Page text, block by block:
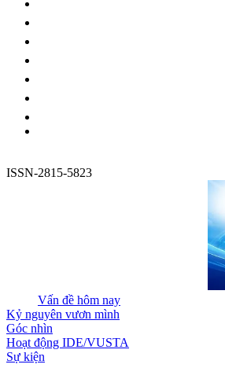
ISSN-2815-5823
Vấn đề hôm nay
Kỷ nguyên vươn mình
Góc nhìn
Hoạt động IDE/VUSTA
Sự kiện